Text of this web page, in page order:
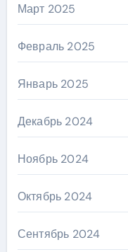
Март 2025
Февраль 2025
Январь 2025
Декабрь 2024
Ноябрь 2024
Октябрь 2024
Сентябрь 2024